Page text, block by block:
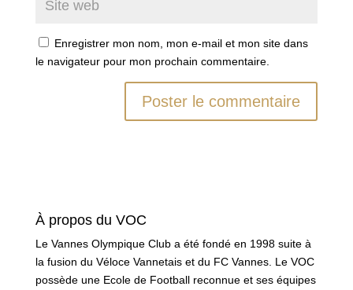
Enregistrer mon nom, mon e-mail et mon site dans
le navigateur pour mon prochain commentaire.
À propos du VOC
Le Vannes Olympique Club a été fondé en 1998 suite à
la fusion du Véloce Vannetais et du FC Vannes. Le VOC
possède une Ecole de Football reconnue et ses équipes